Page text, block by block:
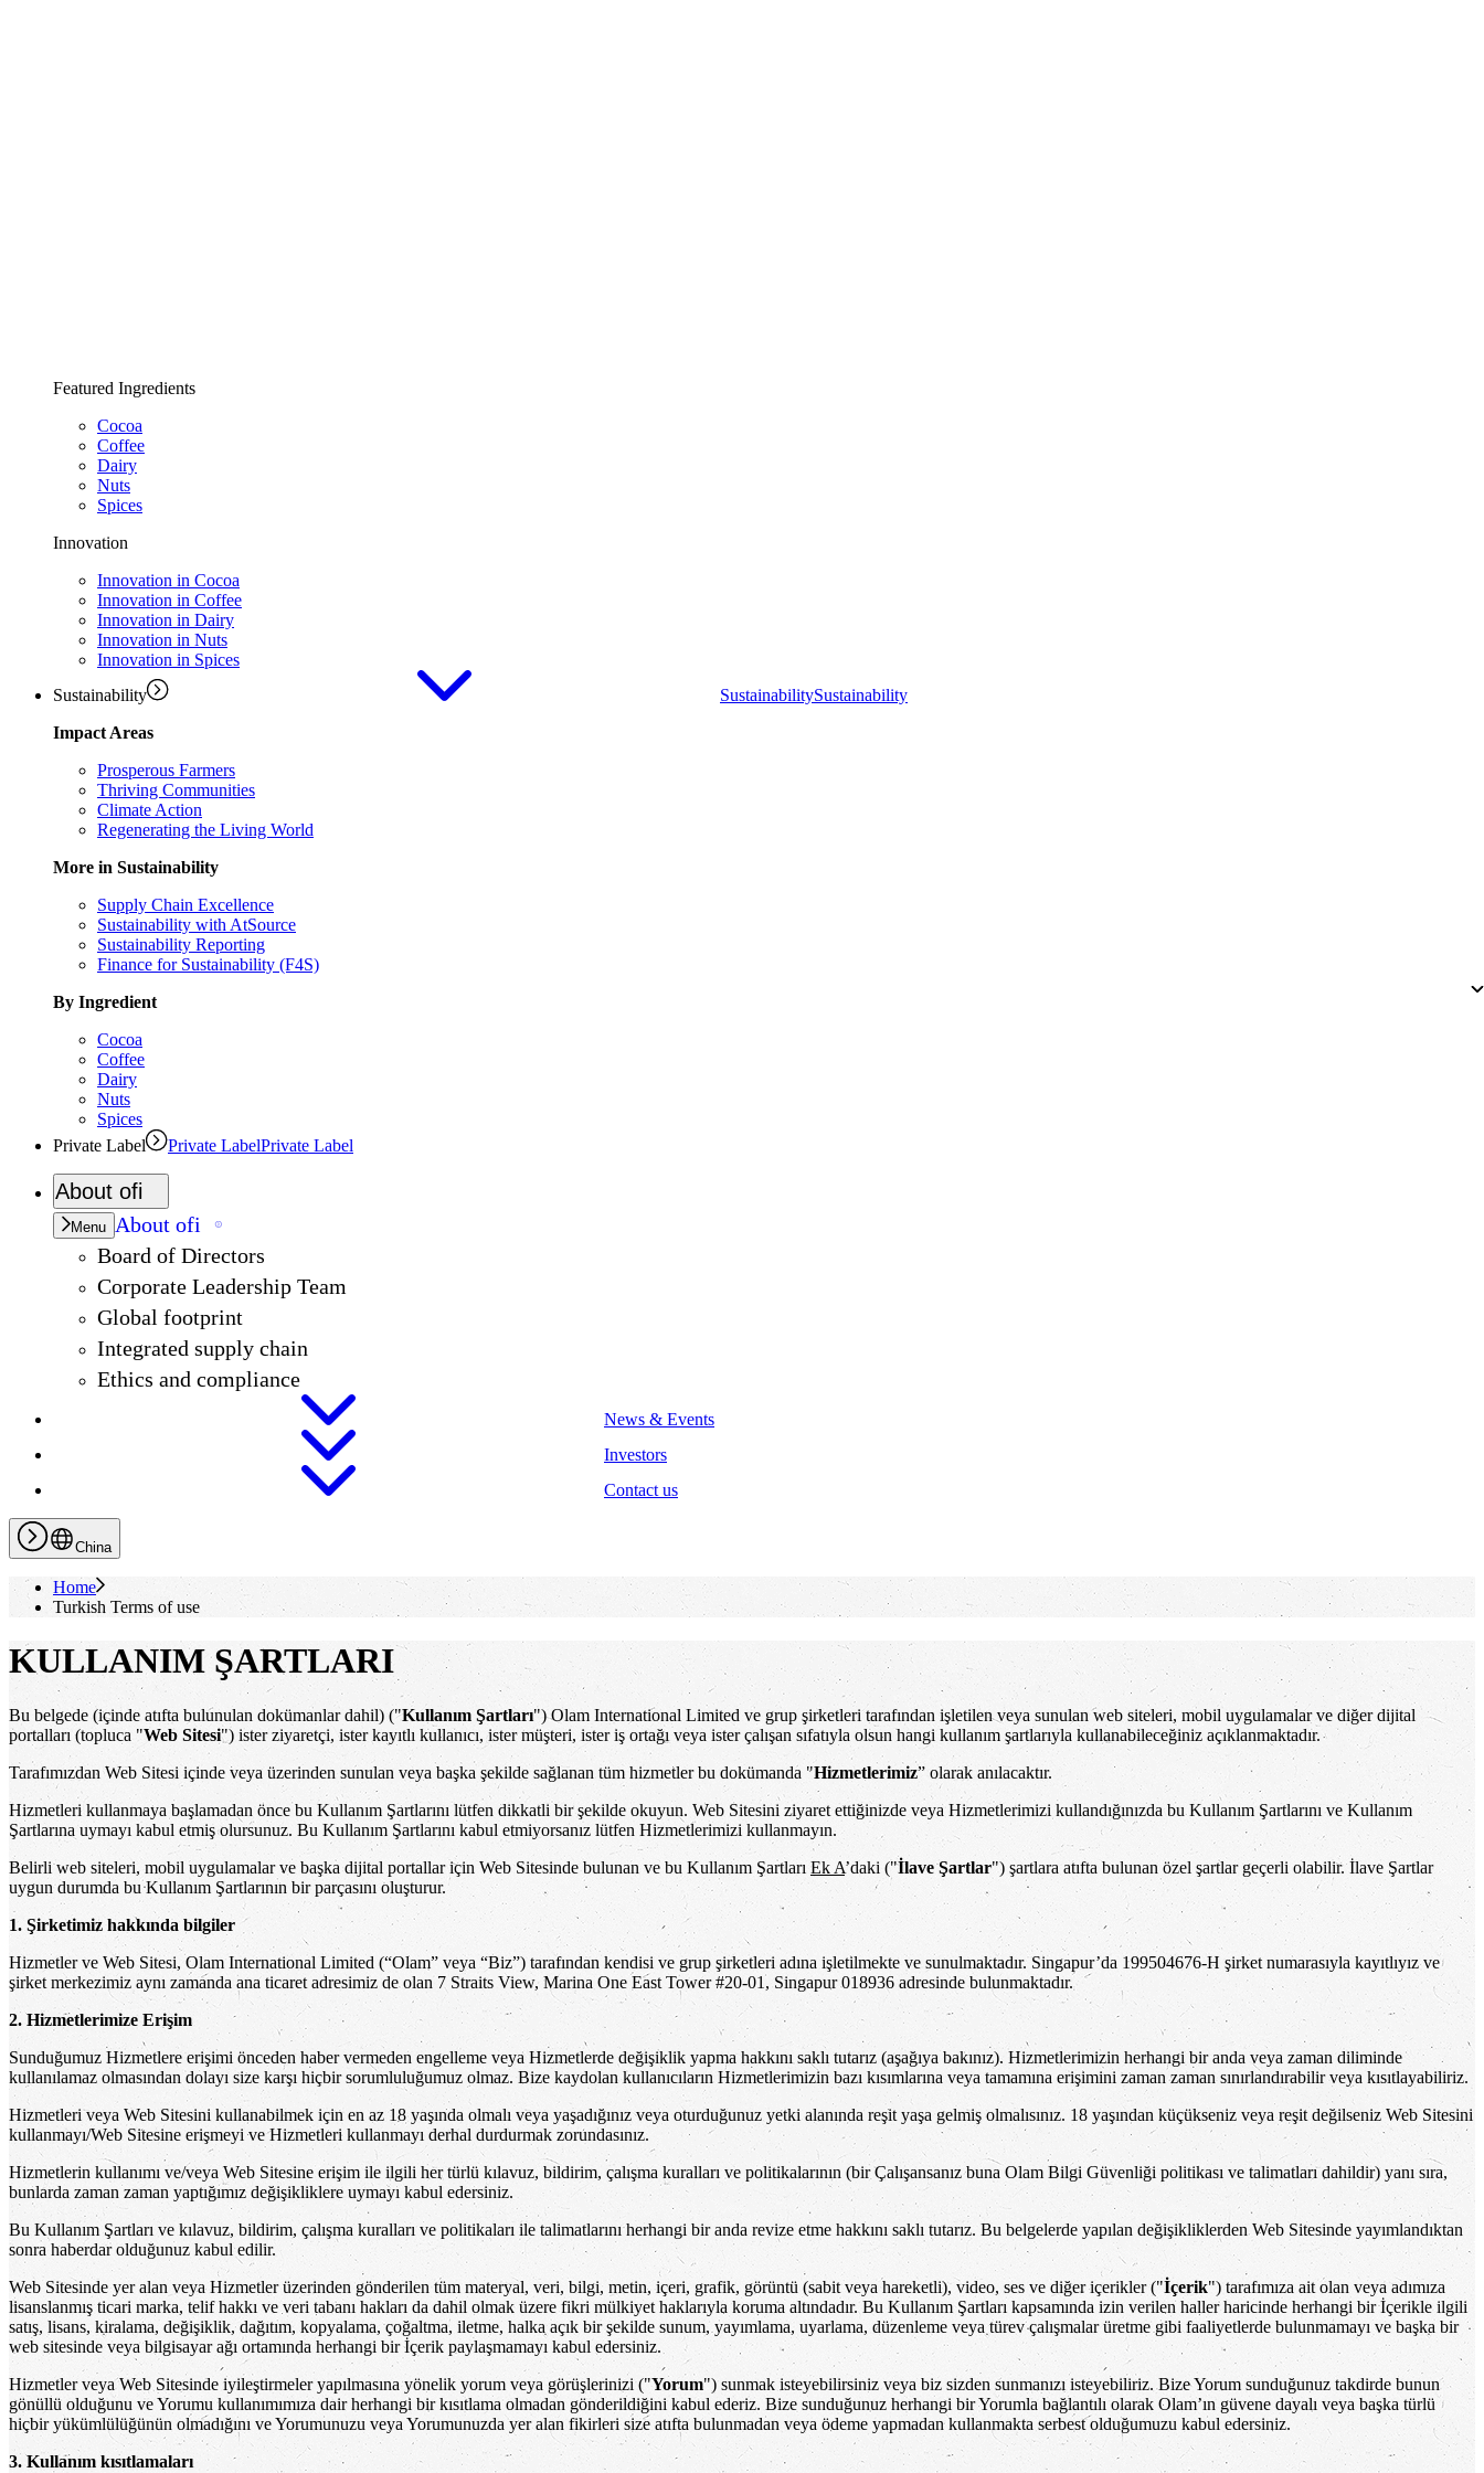
Featured Ingredients
Cocoa
Coffee
Dairy
Nuts
Spices
Innovation
Innovation in Cocoa
Innovation in Coffee
Innovation in Dairy
Innovation in Nuts
Innovation in Spices
Sustainability
SustainabilitySustainability
Impact Areas
Prosperous Farmers
Thriving Communities
Climate Action
Regenerating the Living World
More in Sustainability
Supply Chain Excellence
Sustainability with AtSource
Sustainability Reporting
Finance for Sustainability (F4S)
By Ingredient
Cocoa
Coffee
Dairy
Nuts
Spices
Private Label
Private LabelPrivate Label
About ofi
Menu About ofi
Board of Directors
Corporate Leadership Team
Global footprint
Integrated supply chain
Ethics and compliance
News & Events
Investors
Contact us
China
Home
Turkish Terms of use
KULLANIM ŞARTLARI
Bu belgede (içinde atıfta bulunulan dokümanlar dahil) ("Kullanım Şartları") Olam International Limited ve grup şirketleri tarafından işletilen veya sunulan web siteleri, mobil uygulamalar ve diğer dijital
portalları (topluca "Web Sitesi") ister ziyaretçi, ister kayıtlı kullanıcı, ister müşteri, ister iş ortağı veya ister çalışan sıfatıyla olsun hangi kullanım şartlarıyla kullanabileceğiniz açıklanmaktadır.
Tarafımızdan Web Sitesi içinde veya üzerinden sunulan veya başka şekilde sağlanan tüm hizmetler bu dokümanda "Hizmetlerimiz” olarak anılacaktır.
Hizmetleri kullanmaya başlamadan önce bu Kullanım Şartlarını lütfen dikkatli bir şekilde okuyun. Web Sitesini ziyaret ettiğinizde veya Hizmetlerimizi kullandığınızda bu Kullanım Şartlarını ve Kullanım
Şartlarına uymayı kabul etmiş olursunuz. Bu Kullanım Şartlarını kabul etmiyorsanız lütfen Hizmetlerimizi kullanmayın.
Belirli web siteleri, mobil uygulamalar ve başka dijital portallar için Web Sitesinde bulunan ve bu Kullanım Şartları Ek A’daki ("İlave Şartlar") şartlara atıfta bulunan özel şartlar geçerli olabilir. İlave Şartlar
uygun durumda bu Kullanım Şartlarının bir parçasını oluşturur.
1. Şirketimiz hakkında bilgiler
Hizmetler ve Web Sitesi, Olam International Limited (“Olam” veya “Biz”) tarafından kendisi ve grup şirketleri adına işletilmekte ve sunulmaktadır. Singapur’da 199504676-H şirket numarasıyla kayıtlıyız ve
şirket merkezimiz aynı zamanda ana ticaret adresimiz de olan 7 Straits View, Marina One East Tower #20-01, Singapur 018936 adresinde bulunmaktadır.
2. Hizmetlerimize Erişim
Sunduğumuz Hizmetlere erişimi önceden haber vermeden engelleme veya Hizmetlerde değişiklik yapma hakkını saklı tutarız (aşağıya bakınız). Hizmetlerimizin herhangi bir anda veya zaman diliminde
kullanılamaz olmasından dolayı size karşı hiçbir sorumluluğumuz olmaz. Bize kaydolan kullanıcıların Hizmetlerimizin bazı kısımlarına veya tamamına erişimini zaman zaman sınırlandırabilir veya kısıtlayabiliriz.
Hizmetleri veya Web Sitesini kullanabilmek için en az 18 yaşında olmalı veya yaşadığınız veya oturduğunuz yetki alanında reşit yaşa gelmiş olmalısınız. 18 yaşından küçükseniz veya reşit değilseniz Web Sitesini
kullanmayı/Web Sitesine erişmeyi ve Hizmetleri kullanmayı derhal durdurmak zorundasınız.
Hizmetlerin kullanımı ve/veya Web Sitesine erişim ile ilgili her türlü kılavuz, bildirim, çalışma kuralları ve politikalarının (bir Çalışansanız buna Olam Bilgi Güvenliği politikası ve talimatları dahildir) yanı sıra,
bunlarda zaman zaman yaptığımız değişikliklere uymayı kabul edersiniz.
Bu Kullanım Şartları ve kılavuz, bildirim, çalışma kuralları ve politikaları ile talimatlarını herhangi bir anda revize etme hakkını saklı tutarız. Bu belgelerde yapılan değişikliklerden Web Sitesinde yayımlandıktan
sonra haberdar olduğunuz kabul edilir.
Web Sitesinde yer alan veya Hizmetler üzerinden gönderilen tüm materyal, veri, bilgi, metin, içeri, grafik, görüntü (sabit veya hareketli), video, ses ve diğer içerikler ("İçerik") tarafımıza ait olan veya adımıza
lisanslanmış ticari marka, telif hakkı ve veri tabanı hakları da dahil olmak üzere fikri mülkiyet haklarıyla koruma altındadır. Bu Kullanım Şartları kapsamında izin verilen haller haricinde herhangi bir İçerikle ilgili
satış, lisans, kiralama, değişiklik, dağıtım, kopyalama, çoğaltma, iletme, halka açık bir şekilde sunum, yayımlama, uyarlama, düzenleme veya türev çalışmalar üretme gibi faaliyetlerde bulunmamayı ve başka bir
web sitesinde veya bilgisayar ağı ortamında herhangi bir İçerik paylaşmamayı kabul edersiniz.
Hizmetler veya Web Sitesinde iyileştirmeler yapılmasına yönelik yorum veya görüşlerinizi ("Yorum") sunmak isteyebilirsiniz veya biz sizden sunmanızı isteyebiliriz. Bize Yorum sunduğunuz takdirde bunun
gönüllü olduğunu ve Yorumu kullanımımıza dair herhangi bir kısıtlama olmadan gönderildiğini kabul ederiz. Bize sunduğunuz herhangi bir Yorumla bağlantılı olarak Olam’ın güvene dayalı veya başka türlü
hiçbir yükümlülüğünün olmadığını ve Yorumunuzu veya Yorumunuzda yer alan fikirleri size atıfta bulunmadan veya ödeme yapmadan kullanmakta serbest olduğumuzu kabul edersiniz.
3. Kullanım kısıtlamaları